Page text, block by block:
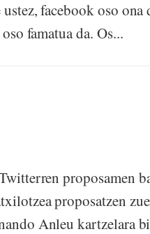
facebook oso ona
famatua da. Os...
proposamen
proposatzen
Anleu kartzelara